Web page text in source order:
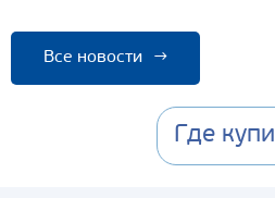
Все новости →
Где